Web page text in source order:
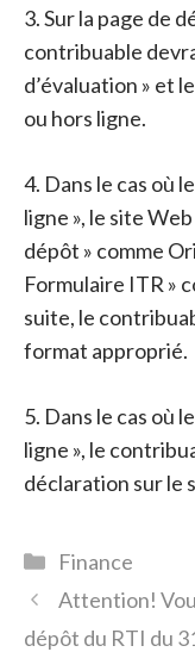
3. Sur la page de
contribuable
d’évaluation » et
ou hors ligne.
4. Dans le cas où
ligne », le site
dépôt » comme
Formulaire ITR »
suite, le
format approprié.
5. Dans le cas où
ligne », le
déclaration sur le
Catégories
Finance
Attention!
dépôt du RTI du